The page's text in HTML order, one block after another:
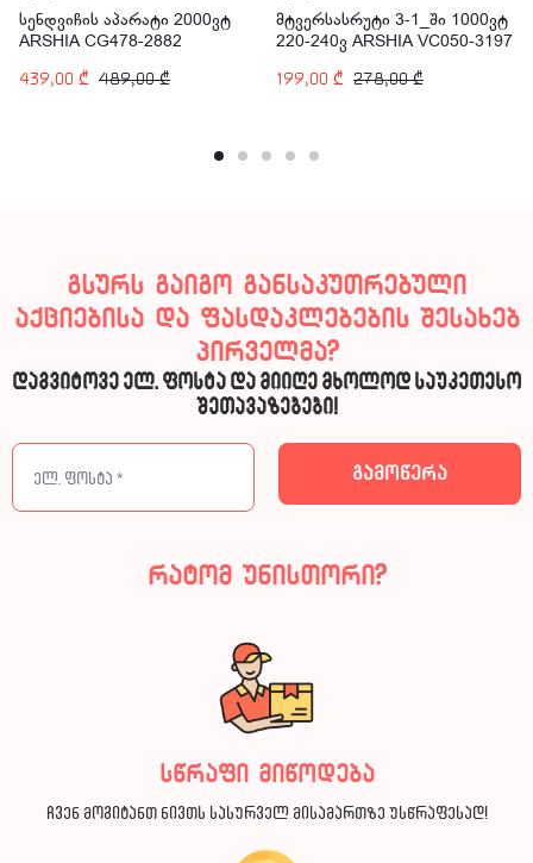
სენდვიჩის აპარატი 2000ვტ
ARSHIA CG478-2882
439,00 ₾ 489,00₾
მტვერსასრუტი 3-1_ში 1000ვტ
220-240ვ ARSHIA VC050-3197
199,00 ₾ 278,00₾
გსურს გაიგო განსაკუთრებული
აქციებისა და ფასდაკლებების შესახებ
პირველმა?
დაგვიტოვე ელ. ფოსტა და მიიღე მხოლოდ საუკეთესო
შეთავაზებები!
რატომ უნისთორი?
სწრაფი მიწოდება
ჩვენ მოგიტანთ ნივთს სასურველ მისამართზე უსწრაფესად!